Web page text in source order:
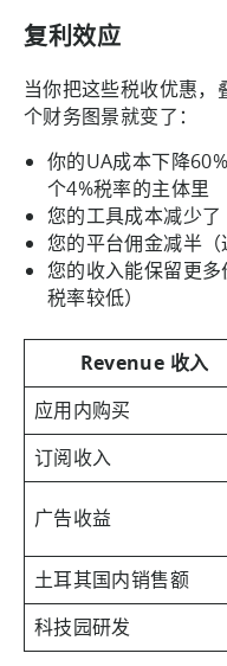
复利效应
当你把这些税收优惠，
个财务图景就变了：
你的UA成本下降
个4%税率的主体里
您的工具成本减少了
您的平台佣金减半（
您的收入能保留更
税率较低）
Revenue 收入
应用内购买
订阅收入
广告收益
土耳其国内销售额
科技园研发